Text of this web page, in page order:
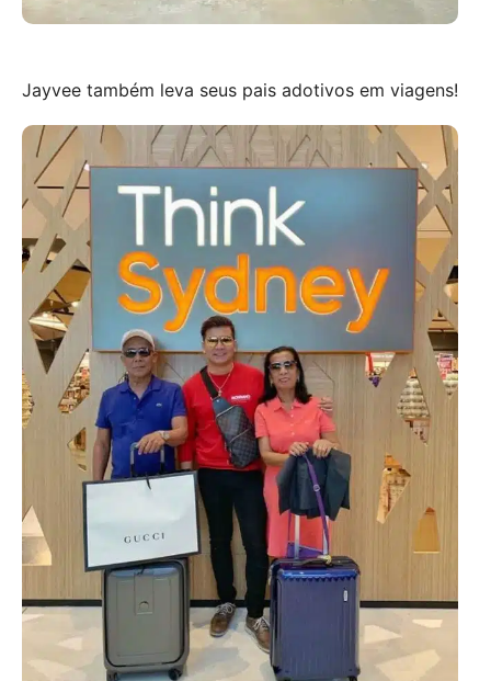
Jayvee também leva seus pais adotivos em viagens!